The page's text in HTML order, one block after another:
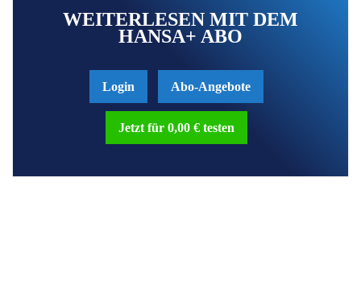
WEITERLESEN MIT DEM
HANSA+ ABO
Login Abo-Angebote
Jetzt für 0,00 € testen